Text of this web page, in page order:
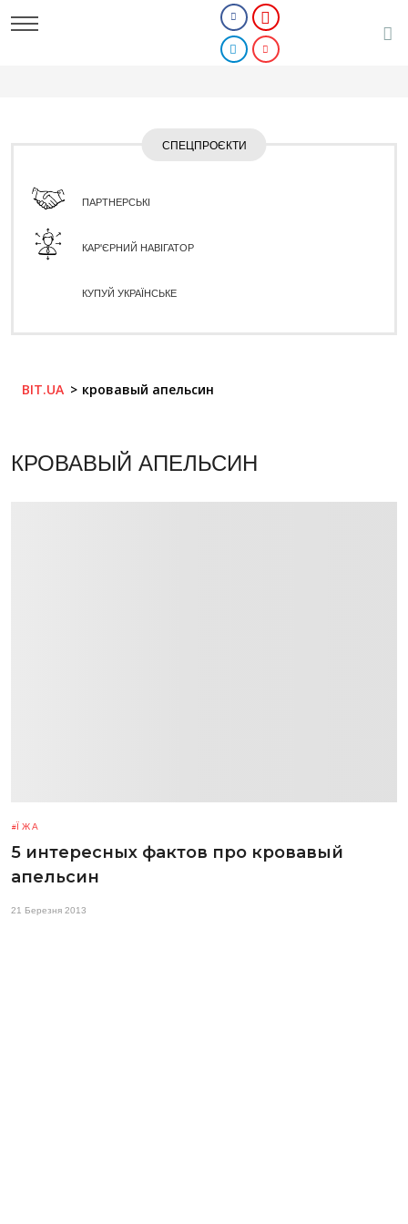
СПЕЦПРОЄКТИ
ПАРТНЕРСЬКІ
КАР'ЄРНИЙ НАВІГАТОР
КУПУЙ УКРАЇНСЬКЕ
BIT.UA кровавый апельсин
КРОВАВЫЙ АПЕЛЬСИН
ЇЖА
5 интересных фактов про кровавый
апельсин
21 Березня 2013